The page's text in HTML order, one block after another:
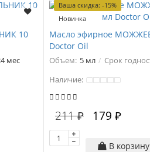
10
мес
Ваша скидка: -15%
Новинка
Масло эфирное
Doctor Oil
Объем: 5 мл Срок
Наличие:
211 ₽ 179 ₽
В корзину